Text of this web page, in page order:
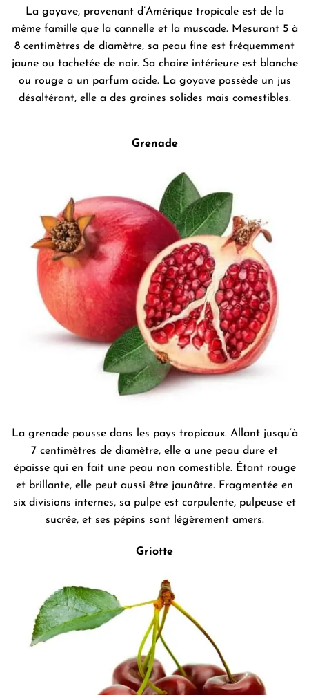
La goyave, provenant d’Amérique tropicale est de la
même famille que la cannelle et la muscade. Mesurant 5 à
8 centimètres de diamètre, sa peau fine est fréquemment
jaune ou tachetée de noir. Sa chaire intérieure est blanche
ou rouge a un parfum acide. La goyave possède un jus
désaltérant, elle a des graines solides mais comestibles.
Grenade
La grenade pousse dans les pays tropicaux. Allant jusqu’à
7 centimètres de diamètre, elle a une peau dure et
épaisse qui en fait une peau non comestible. Étant rouge
et brillante, elle peut aussi être jaunâtre. Fragmentée en
six divisions internes, sa pulpe est corpulente, pulpeuse et
sucrée, et ses pépins sont légèrement amers.
Griotte